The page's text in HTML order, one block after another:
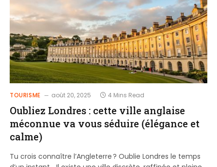
TOURISME août 20, 2025 4 Mins Read
Oubliez Londres : cette ville anglaise
méconnue va vous séduire (élégance et
calme)
Tu crois connaître l’Angleterre ? Oublie Londres le temps